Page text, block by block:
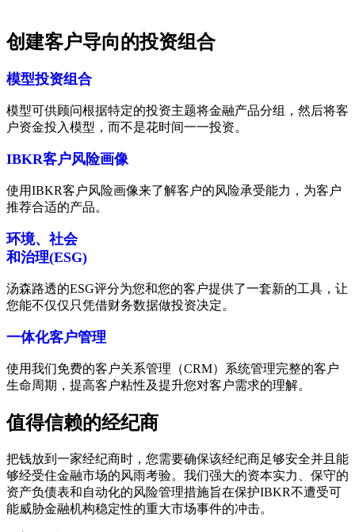
创建客户导向的投资组合
模型投资组合
模型可供顾问根据特定的投资主题将金融产品分组，然后将客
户资金投入模型，而不是花时间一一投资。
IBKR客户风险画像
使用IBKR客户风险画像来了解客户的风险承受能力，为客户
推荐合适的产品。
环境、社会
和治理(ESG)
汤森路透的ESG评分为您和您的客户提供了一套新的工具，让
您能不仅仅只凭借财务数据做投资决定。
一体化客户管理
使用我们免费的客户关系管理（CRM）系统管理完整的客户
生命周期，提高客户粘性及提升您对客户需求的理解。
值得信赖的经纪商
把钱放到一家经纪商时，您需要确保该经纪商足够安全并且能
够经受住金融市场的风雨考验。我们强大的资本实力、保守的
资产负债表和自动化的风险管理措施旨在保护IBKR不遭受可
能威胁金融机构稳定性的重大市场事件的冲击。